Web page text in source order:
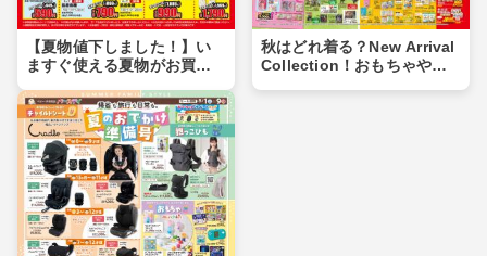
【夏物値下しました！】い
ますぐ使える夏物がお買い
チャンス！
秋はどれ着る？New Arrival
Collection！おもちゃや食